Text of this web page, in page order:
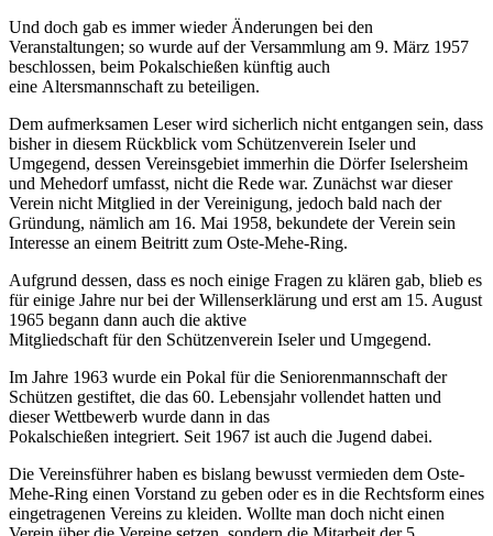
Und doch gab es immer wieder Änderungen bei den
Veranstaltungen; so wurde auf der Versammlung am 9. März 1957
beschlossen, beim Pokalschießen künftig auch
eine Altersmannschaft zu beteiligen.
Dem aufmerksamen Leser wird sicherlich nicht entgangen sein, dass
bisher in diesem Rückblick vom Schützenverein Iseler und
Umgegend, dessen Vereinsgebiet immerhin die Dörfer Iselersheim
und Mehedorf umfasst, nicht die Rede war. Zunächst war dieser
Verein nicht Mitglied in der Vereinigung, jedoch bald nach der
Gründung, nämlich am 16. Mai 1958, bekundete der Verein sein
Interesse an einem Beitritt zum Oste-Mehe-Ring.
Aufgrund dessen, dass es noch einige Fragen zu klären gab, blieb es
für einige Jahre nur bei der Willenserklärung und erst am 15. August
1965 begann dann auch die aktive
Mitgliedschaft für den Schützenverein Iseler und Umgegend.
Im Jahre 1963 wurde ein Pokal für die Seniorenmannschaft der
Schützen gestiftet, die das 60. Lebensjahr vollendet hatten und
dieser Wettbewerb wurde dann in das
Pokalschießen integriert. Seit 1967 ist auch die Jugend dabei.
Die Vereinsführer haben es bislang bewusst vermieden dem Oste-
Mehe-Ring einen Vorstand zu geben oder es in die Rechtsform eines
eingetragenen Vereins zu kleiden. Wollte man doch nicht einen